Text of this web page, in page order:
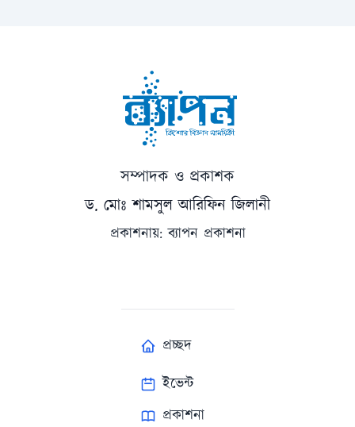
'বিজ্ঞানের সৌরভ তব ব্যাপিত হোক'
সম্পাদক ও প্রকাশক
ড. মোঃ শামসুল আরিফিন জিলানী
প্রকাশনায়: ব্যাপন প্রকাশনা
প্রচ্ছদ
ইভেন্ট
প্রকাশনা